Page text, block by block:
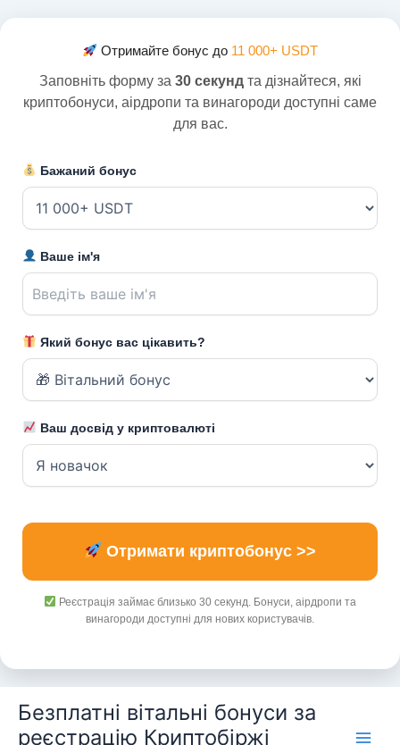
Отримайте бонус до 11 000+ USDT
Заповніть форму за 30 секундта дізнайтеся, які
криптобонуси, аірдропи та винагороди доступні саме
для вас.
Бажаний бонус
Ваше ім'я
Який бонус вас цікавить?
Ваш досвід у криптовалюті
Отримати криптобонус >>
Реєстрація займає близько 30 секунд. Бонуси, аірдропи та
винагороди доступні для нових користувачів.
вмісту
Безплатні вітальні бонуси за
реєстрацію Криптобіржі